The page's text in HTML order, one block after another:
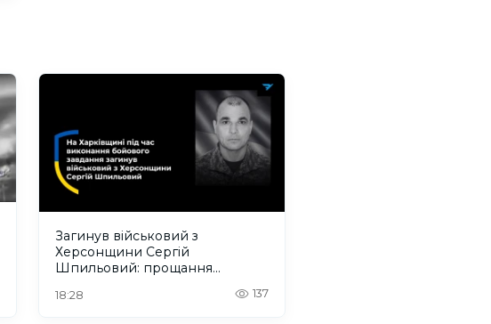
Загинув військовий з
Херсонщини Сергій
Шпильовий: прощання
18:28 137